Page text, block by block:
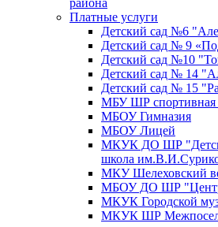
Платные услуги
Детский сад №6
Детский сад № 9
Детский сад №10
Детский сад № 14
Детский сад № 15
МБУ ШР
МБОУ Гимназия
МБОУ Лицей
МКУК ДО ШР
школа
МКУ Шелеховский
МБОУ ДО ШР "Центр
МКУК Городской
МКУК ШР